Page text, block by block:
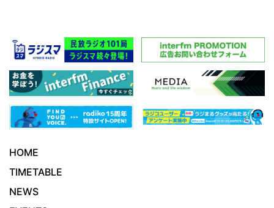
HOME
TIMETABLE
NEWS